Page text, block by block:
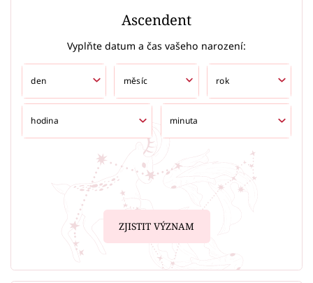
Ascendent
Vyplňte datum a čas vašeho narození:
ZJISTIT VÝZNAM